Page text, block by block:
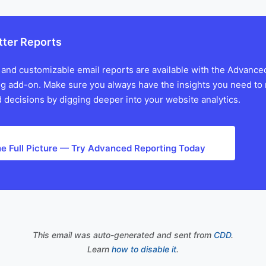
Reports
customizable email reports are available with the
add-on. Make sure you always have the insights you need to
decisions by digging deeper into your website analytics.
Full Picture — Try Advanced Reporting Today
This email was auto-generated and sent from CDD.
Learn how to disable it.